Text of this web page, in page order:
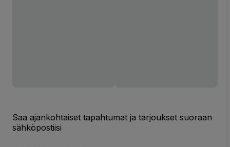
Saa ajankohtaiset tapahtumat ja tarjoukset suoraan
sähköpostiisi